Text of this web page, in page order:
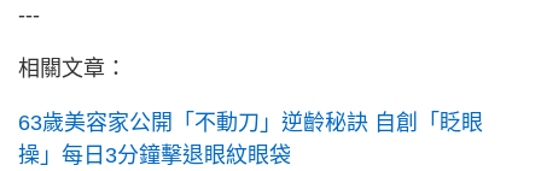
---
相關文章：
63歲美容家公開「不動刀」逆齡秘訣 自創「眨眼
操」每日3分鐘擊退眼紋眼袋